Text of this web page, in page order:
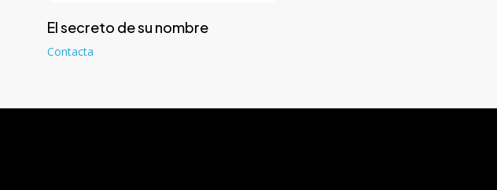
El secreto de su nombre
Contacta